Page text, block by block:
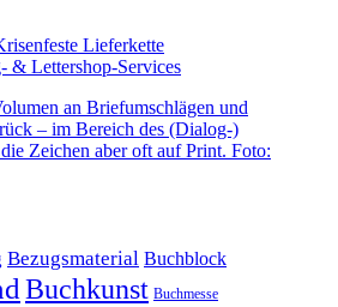
Lieferkette
& Lettershop-Services
Bezugsmaterial Buchblock
Buchkunst Buchmesse